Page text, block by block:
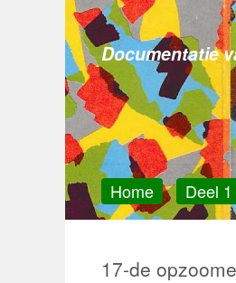
Skip
to
contentDocumentatie
Home Deel 1
17-de